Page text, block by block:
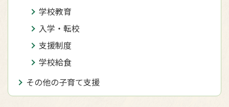
学校教育
入学・転校
支援制度
学校給食
その他の子育て支援